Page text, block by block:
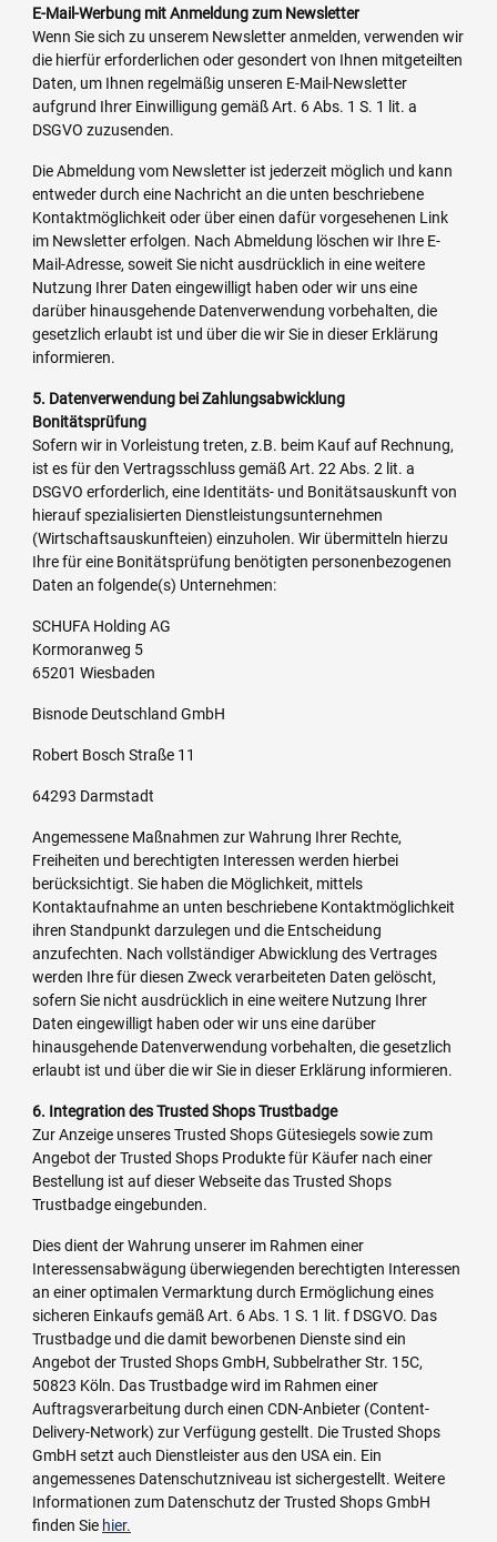
E-Mail-Werbung mit Anmeldung zum Newsletter
Wenn Sie sich zu unserem Newsletter anmelden, verwenden wir
die hierfür erforderlichen oder gesondert von Ihnen mitgeteilten
Daten, um Ihnen regelmäßig unseren E-Mail-Newsletter
aufgrund Ihrer Einwilligung gemäß Art. 6 Abs. 1 S. 1 lit. a
DSGVO zuzusenden.
Die Abmeldung vom Newsletter ist jederzeit möglich und kann
entweder durch eine Nachricht an die unten beschriebene
Kontaktmöglichkeit oder über einen dafür vorgesehenen Link
im Newsletter erfolgen. Nach Abmeldung löschen wir Ihre E-
Mail-Adresse, soweit Sie nicht ausdrücklich in eine weitere
Nutzung Ihrer Daten eingewilligt haben oder wir uns eine
darüber hinausgehende Datenverwendung vorbehalten, die
gesetzlich erlaubt ist und über die wir Sie in dieser Erklärung
informieren.
5. Datenverwendung bei Zahlungsabwicklung
Bonitätsprüfung
Sofern wir in Vorleistung treten, z.B. beim Kauf auf Rechnung,
ist es für den Vertragsschluss gemäß Art. 22 Abs. 2 lit. a
DSGVO erforderlich, eine Identitäts- und Bonitätsauskunft von
hierauf spezialisierten Dienstleistungsunternehmen
(Wirtschaftsauskunfteien) einzuholen. Wir übermitteln hierzu
Ihre für eine Bonitätsprüfung benötigten personenbezogenen
Daten an folgende(s) Unternehmen:
SCHUFA Holding AG
Kormoranweg 5
65201 Wiesbaden
Bisnode Deutschland GmbH
Robert Bosch Straße 11
64293 Darmstadt
Angemessene Maßnahmen zur Wahrung Ihrer Rechte,
Freiheiten und berechtigten Interessen werden hierbei
berücksichtigt. Sie haben die Möglichkeit, mittels
Kontaktaufnahme an unten beschriebene Kontaktmöglichkeit
ihren Standpunkt darzulegen und die Entscheidung
anzufechten. Nach vollständiger Abwicklung des Vertrages
werden Ihre für diesen Zweck verarbeiteten Daten gelöscht,
sofern Sie nicht ausdrücklich in eine weitere Nutzung Ihrer
Daten eingewilligt haben oder wir uns eine darüber
hinausgehende Datenverwendung vorbehalten, die gesetzlich
erlaubt ist und über die wir Sie in dieser Erklärung informieren.
6. Integration des Trusted Shops Trustbadge
Zur Anzeige unseres Trusted Shops Gütesiegels sowie zum
Angebot der Trusted Shops Produkte für Käufer nach einer
Bestellung ist auf dieser Webseite das Trusted Shops
Trustbadge eingebunden.
Dies dient der Wahrung unserer im Rahmen einer
Interessensabwägung überwiegenden berechtigten Interessen
an einer optimalen Vermarktung durch Ermöglichung eines
sicheren Einkaufs gemäß Art. 6 Abs. 1 S. 1 lit. f DSGVO. Das
Trustbadge und die damit beworbenen Dienste sind ein
Angebot der Trusted Shops GmbH, Subbelrather Str. 15C,
50823 Köln. Das Trustbadge wird im Rahmen einer
Auftragsverarbeitung durch einen CDN-Anbieter (Content-
Delivery-Network) zur Verfügung gestellt. Die Trusted Shops
GmbH setzt auch Dienstleister aus den USA ein. Ein
angemessenes Datenschutzniveau ist sichergestellt. Weitere
Informationen zum Datenschutz der Trusted Shops GmbH
finden Sie hier.